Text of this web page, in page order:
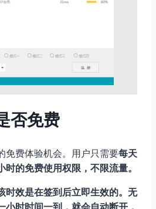
否免费
免费体验机会。用户只需要每天
时的免费使用权限，不限流量。
时效是在签到后立即生效的。无